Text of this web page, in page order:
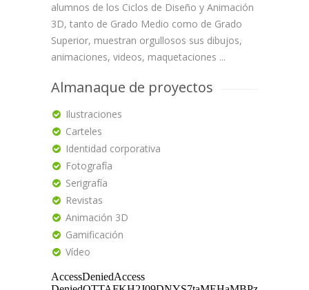
alumnos de los Ciclos de Diseño y Animación
3D, tanto de Grado Medio como de Grado
Superior, muestran orgullosos sus dibujos,
animaciones, videos, maquetaciones ...
Almanaque de proyectos
Ilustraciones
Carteles
Identidad corporativa
Fotografía
Serigrafía
Revistas
Animación 3D
Gamificación
Vídeo